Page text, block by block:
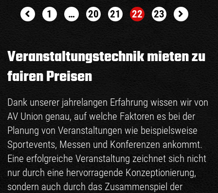
Seitennummerierung der Beiträge
1 … 20 21 22 23
Veranstaltungstechnik mieten zu
fairen Preisen
Dank unserer jahrelangen Erfahrung wissen wir von
AV Union genau, auf welche Faktoren es bei der
Planung von Veranstaltungen wie beispielsweise
Sportevents, Messen und Konferenzen ankommt.
Eine erfolgreiche Veranstaltung zeichnet sich nicht
nur durch eine hervorragende Konzeptionierung,
sondern auch durch das Zusammenspiel der